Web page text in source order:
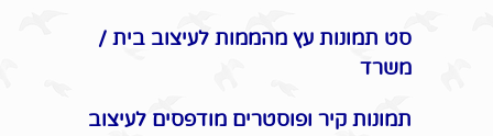
סט תמונות עץ מהממות לעיצוב בית /
משרד
תמונות קיר ופוסטרים מודפסים לעיצוב